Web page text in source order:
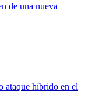
de una nueva
ataque híbrido en el